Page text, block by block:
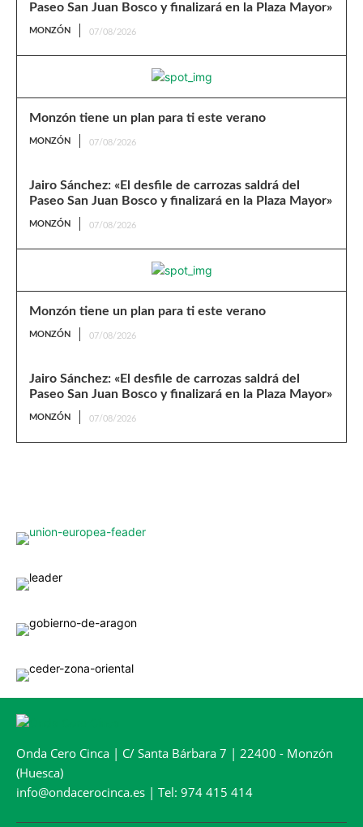
Paseo San Juan Bosco y finalizará en la Plaza Mayor»
MONZÓN 07/08/2026
Monzón tiene un plan para ti este verano
MONZÓN 07/08/2026
Jairo Sánchez: «El desfile de carrozas saldrá del
Paseo San Juan Bosco y finalizará en la Plaza Mayor»
MONZÓN 07/08/2026
Monzón tiene un plan para ti este verano
MONZÓN 07/08/2026
Jairo Sánchez: «El desfile de carrozas saldrá del
Paseo San Juan Bosco y finalizará en la Plaza Mayor»
MONZÓN 07/08/2026
Onda Cero Cinca | C/ Santa Bárbara 7 | 22400 - Monzón
(Huesca)
info@ondacerocinca.es | Tel: 974 415 414